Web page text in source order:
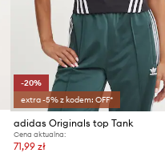
-20%
extra -5% z kodem: OFF*
adidas Originals top Tank
Cena aktualna:
71,99 zł